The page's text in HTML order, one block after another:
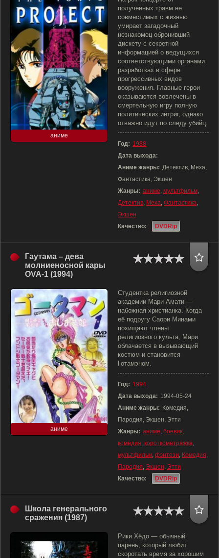
аниме
полученных травм не
совместимых с жизнью
умирает загадочный
незнакомец обронивший
дискету с секретной
информацией о ведущихся
соответствующими органами
разработках в сфере
прогрессивных видов
вооружения. Главные герои
оказываются вовлечены в
смертельную игру полную
политических интриг, однако
отважно идут по следу убийц.
Год: 1988
Дата выхода:
Аниме жанры: Детектив, Меха,
Фантастика, Экшен
Жанры: аниме, мультфильм,
Детектив, Меха, Фантастика,
Экшен
Качество:
DVDRip
Гаутама – дева
молниеносной кары
OVA-1 (1994)
аниме
Студентка религиозной
академии Мари Амати —
набожная христианка. Когда
её подругу Саори Минами
похищают члены
религиозного культа, Мари
облачается в вызывающий
костюм и становится
Готамэном.
Год: 1994
Дата выхода: 1994-05-24
Аниме жанры: Комедия,
Пародия, Экшен, Этти
Жанры: аниме, боевик,
комедия, короткометражка,
мультфильм, фэнтези, Комедия,
Пародия, Экшен, Этти
Качество:
DVDRip
Школа генерального
сражения (1987)
Рики Хёдо — обычный
парень, который любит
скоротать время за хорошим